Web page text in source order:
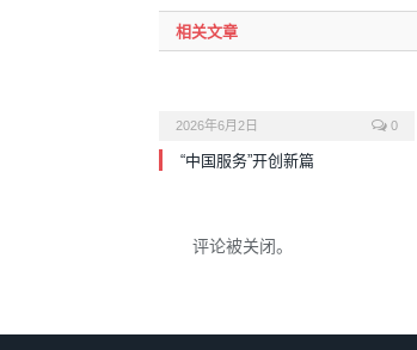
相关文章
2026年6月2日 0
“中国服务”开创新篇
评论被关闭。